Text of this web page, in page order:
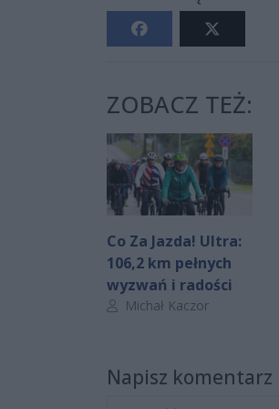
ZOBACZ TEŻ:
Co Za Jazda! Ultra:
106,2 km pełnych
wyzwań i radości
Autor artykułu:
Michał Kaczor
Napisz komentarz